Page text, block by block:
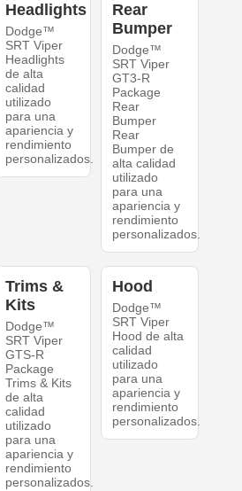
Headlights
Dodge™
SRT Viper
Headlights
de alta
calidad
utilizado
para una
apariencia y
rendimiento
personalizados.
Rear
Bumper
Dodge™
SRT Viper
GT3-R
Package
Rear
Bumper
Rear
Bumper de
alta calidad
utilizado
para una
apariencia y
rendimiento
personalizados.
Trims &
Kits
Dodge™
SRT Viper
GTS-R
Package
Trims & Kits
de alta
calidad
utilizado
para una
apariencia y
rendimiento
personalizados.
Hood
Dodge™
SRT Viper
Hood de alta
calidad
utilizado
para una
apariencia y
rendimiento
personalizados.